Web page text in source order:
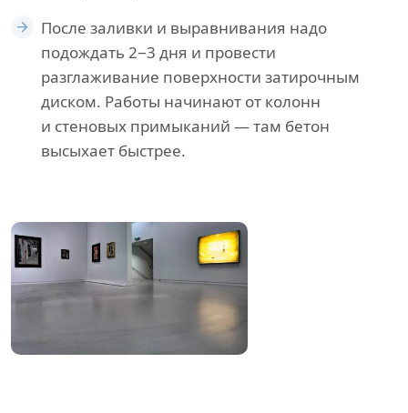
После заливки и выравнивания надо
подождать 2−3 дня и провести
разглаживание поверхности затирочным
диском. Работы начинают от колонн
и стеновых примыканий — там бетон
высыхает быстрее.